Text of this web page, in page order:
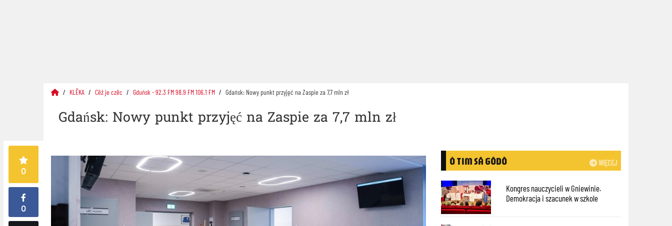
KLËKA Cëż je czëc Gduńsk - 92.3 FM 98.9 FM 106.1 FM Gdańsk: Nowy punkt przyjęć na Zaspie za 7,7 mln zł
Gdańsk: Nowy punkt przyjęć na Zaspie za 7,7 mln zł
0
0
WIĘCEJ
Ò TIM SÃ GÔDÔ
Kongres nauczycieli w Gniewinie.
Demokracja i szacunek w szkole